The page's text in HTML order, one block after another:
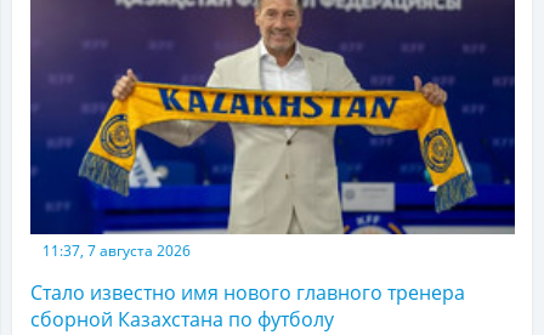
11:37, 7 августа 2026
Стало известно имя нового главного тренера
сборной Казахстана по футболу